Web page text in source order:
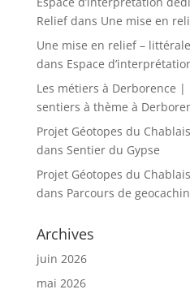
Reliefdans Une mise en
Une mise en relief –
dans Espace
Les métiers à Derborence |
sentiers à thème à
Projet Géotopes du
dans Sentier du Gypse
Projet Géotopes du
dans Parcours de
Archives
juin 2026
mai 2026